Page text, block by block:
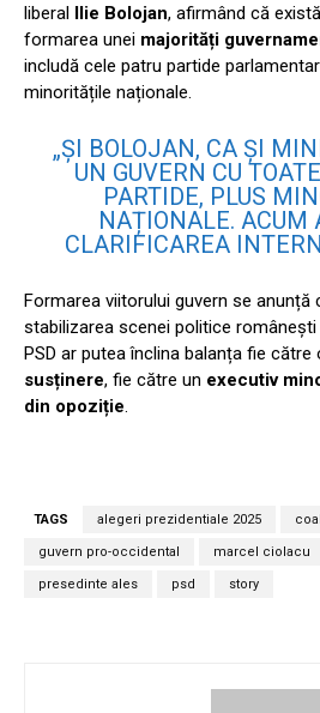
liberal Ilie Bolojan, afirmând că
formarea unei majorități
includă cele patru partide
minoritățile naționale.
„ȘI BOLOJAN, CA ȘI
UN GUVERN CU
PARTIDE, PLUS
NAȚIONALE. ACUM
CLARIFICAREA
Formarea viitorului guvern se anunță
stabilizarea scenei politice
PSD ar putea înclina balanța fie către
susținere, fie către un executiv
din opoziție.
TAGS alegeri prezidentiale 2025
guvern pro-occidental marcel ciolacu
presedinte ales psd story